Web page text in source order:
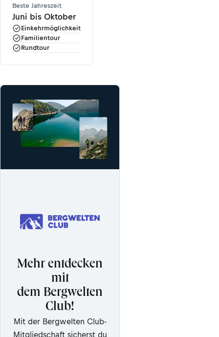
Beste Jahreszeit
Juni bis Oktober
Einkehrmöglichkeit
Familientour
Rundtour
Mehr entdecken
mit
dem Bergwelten
Club!
Mit der Bergwelten Club-
Mitgliedschaft sicherst du